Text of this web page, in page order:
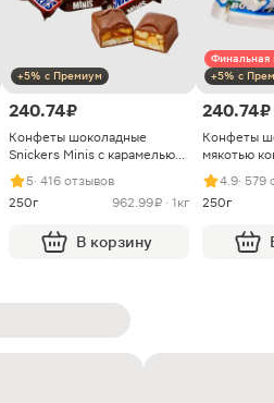
+5% с Премиум
240.74 ₽
Конфеты шоколадные
Snickers Minis с карамелью
арахисом и нугой
5· 416 отзывов
250г
962.99 ₽ · 1кг
В корзину
Финальная
+5% с
240.74 ₽
Конфеты
мякотью
4.9· 579
250г